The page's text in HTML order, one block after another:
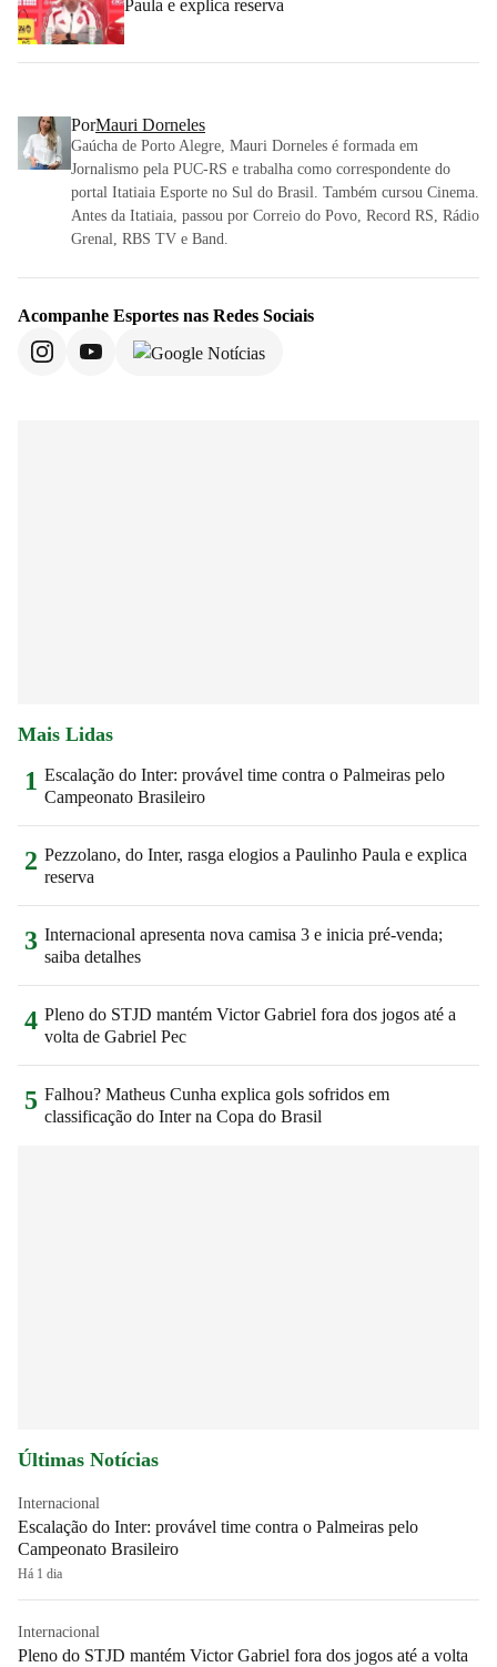
Paula e explica reserva
PorMauri Dorneles
Gaúcha de Porto Alegre, Mauri Dorneles é formada em
Jornalismo pela PUC-RS e trabalha como correspondente do
portal Itatiaia Esporte no Sul do Brasil. Também cursou Cinema.
Antes da Itatiaia, passou por Correio do Povo, Record RS, Rádio
Grenal, RBS TV e Band.
Acompanhe Esportes nas Redes Sociais
Mais Lidas
1 Escalação do Inter: provável time contra o Palmeiras pelo
Campeonato Brasileiro
2 Pezzolano, do Inter, rasga elogios a Paulinho Paula e explica
reserva
3 Internacional apresenta nova camisa 3 e inicia pré-venda;
saiba detalhes
4 Pleno do STJD mantém Victor Gabriel fora dos jogos até a
volta de Gabriel Pec
5 Falhou? Matheus Cunha explica gols sofridos em
classificação do Inter na Copa do Brasil
Últimas Notícias
Internacional
Escalação do Inter: provável time contra o Palmeiras pelo
Campeonato Brasileiro
Há 1 dia
Internacional
Pleno do STJD mantém Victor Gabriel fora dos jogos até a volta